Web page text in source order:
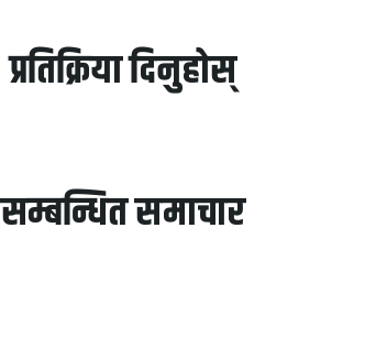
प्रतिक्रिया दिनुहोस्
सम्बन्धित समाचार